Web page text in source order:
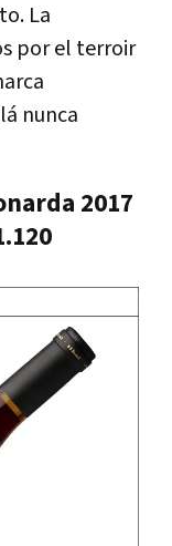
La
por el terroir
nunca
2017